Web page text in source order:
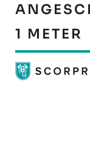
1 METER